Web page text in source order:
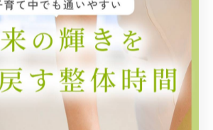
身体に大きな変化を与える時期で
切な「骨盤ケア」と「整体」が必要
マタニティ整体をお探しの方は、ぜ
い。